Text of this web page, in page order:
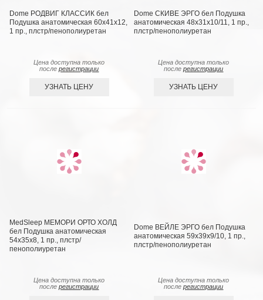
Dome РОДВИГ КЛАССИК бел
Подушка анатомическая 60х41х12,
1 пр., плстр/пенополиуретан
Цена доступна только
послерегистрации
УЗНАТЬ ЦЕНУ
Dome СКИВЕ ЭРГО бел Подушка
анатомическая 48х31х10/11, 1 пр.,
плстр/пенополиуретан
Цена доступна только
послерегистрации
УЗНАТЬ ЦЕНУ
MedSleep МЕМОРИ ОРТО ХОЛД
бел Подушка анатомическая
54х35х8, 1 пр., плстр/
пенополиуретан
Цена доступна только
послерегистрации
Dome ВЕЙЛЕ ЭРГО бел Подушка
анатомическая 59х39х9/10, 1 пр.,
плстр/пенополиуретан
Цена доступна только
послерегистрации